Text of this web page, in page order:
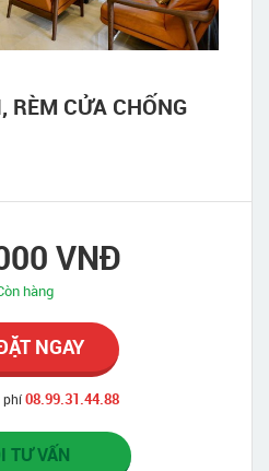
RÈM CỬA CHỐNG
VNĐ
hàng
NGAY
phí08.99.31.44.88
TƯ VẤN